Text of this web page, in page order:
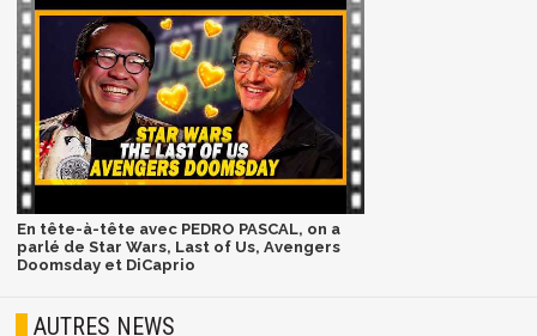
En tête-à-tête avec PEDRO PASCAL, on a
parlé de Star Wars, Last of Us, Avengers
Doomsday et DiCaprio
AUTRES NEWS